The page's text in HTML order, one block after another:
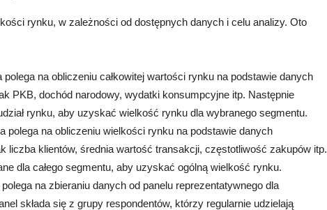
rynku, w zależności od dostępnych danych i celu analizy. Oto
polega na obliczeniu całkowitej wartości rynku na podstawie danych
PKB, dochód narodowy, wydatki konsumpcyjne itp. Następnie
rynku, aby uzyskać wielkość rynku dla wybranego segmentu.
polega na obliczeniu wielkości rynku na podstawie danych
liczba klientów, średnia wartość transakcji, częstotliwość zakupów itp.
dla całego segmentu, aby uzyskać ogólną wielkość rynku.
polega na zbieraniu danych od panelu reprezentatywnego dla
składa się z grupy respondentów, którzy regularnie udzielają